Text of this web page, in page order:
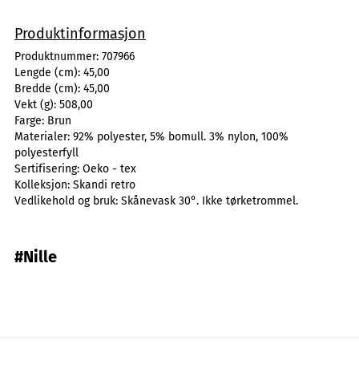
Produktinformasjon
Produktnummer: 707966
Lengde (cm): 45,00
Bredde (cm): 45,00
Vekt (g): 508,00
Farge: Brun
Materialer: 92% polyester, 5% bomull. 3% nylon, 100%
polyesterfyll
Sertifisering: Oeko - tex
Kolleksjon: Skandi retro
Vedlikehold og bruk: Skånevask 30°. Ikke tørketrommel.
#Nille